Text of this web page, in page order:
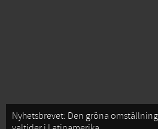
Nyhetsbrevet: Den gröna